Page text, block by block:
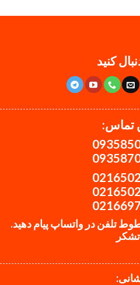
کنید
تماس:
تلفن در واتساپ پیام دهید.